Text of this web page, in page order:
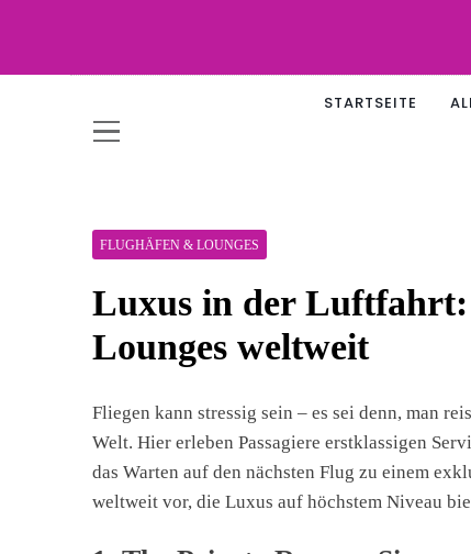
STARTSEITE
FLUGHÄFEN & LOUNGES
Luxus in der
Lounges weltweit
Fliegen kann stressig sein – es sei denn, man
Welt. Hier erleben Passagiere erstklassigen
das Warten auf den nächsten Flug zu einem
weltweit vor, die Luxus auf höchstem Niveau